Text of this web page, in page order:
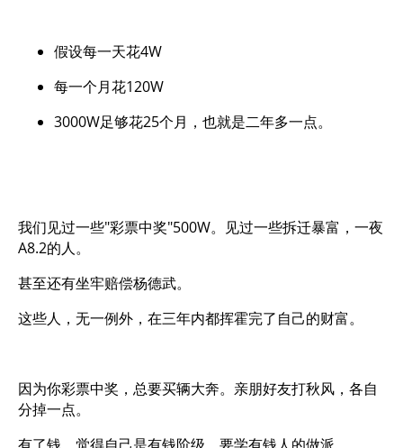
假设每一天花4W
每一个月花120W
3000W足够花25个月，也就是二年多一点。
我们见过一些"彩票中奖"500W。见过一些拆迁暴富，一夜
A8.2的人。
甚至还有坐牢赔偿杨德武。
这些人，无一例外，在三年内都挥霍完了自己的财富。
因为你彩票中奖，总要买辆大奔。亲朋好友打秋风，各自
分掉一点。